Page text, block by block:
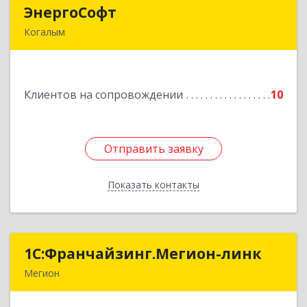
ЭнергоСофт
Когалым
Клиентов на сопровождении 10
Отправить заявку
Показать контакты
Отправить заявку
Назад
1С:Франчайзинг.Мегион-линк
Мегион
1С:Франчайзинг.Мегион-линк